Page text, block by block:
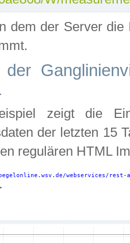
dem der Server
der
zeigt die
der letzten 15
regulären HTML
webservices/rest-